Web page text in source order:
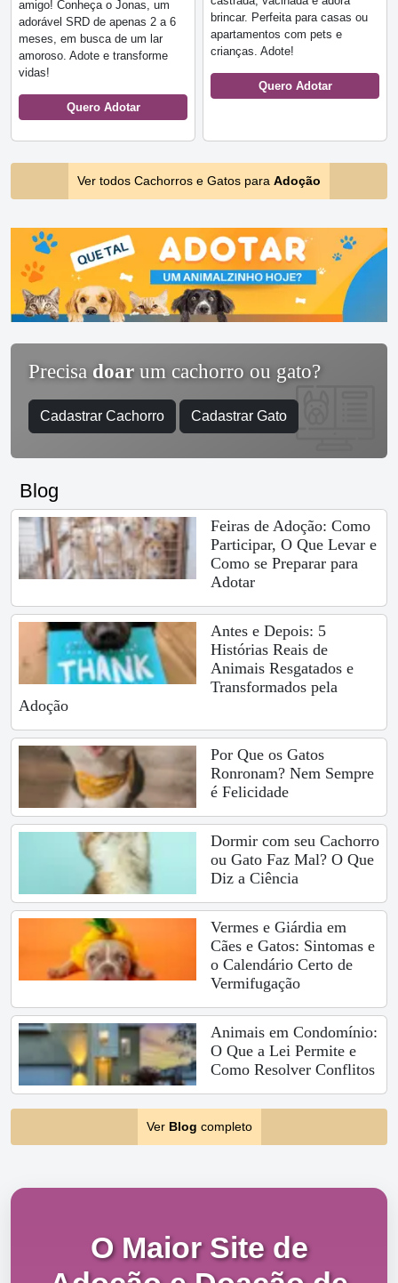
amigo! Conheça o Jonas, um
adorável SRD de apenas 2 a 6
meses, em busca de um lar
amoroso. Adote e transforme
vidas!
Quero Adotar
brincar. Perfeita para casas ou
apartamentos com pets e
crianças. Adote!
Quero Adotar
Ver todos Cachorros e Gatos para Adoção
Precisa doar um cachorro ou gato?
Cadastrar Cachorro Cadastrar Gato
Blog
Feiras de Adoção: Como
Participar, O Que Levar e
Como se Preparar para
Adotar
Antes e Depois: 5
Histórias Reais de
Animais Resgatados e
Transformados pela
Adoção
Por Que os Gatos
Ronronam? Nem Sempre
é Felicidade
Dormir com seu Cachorro
ou Gato Faz Mal? O Que
Diz a Ciência
Vermes e Giárdia em
Cães e Gatos: Sintomas e
o Calendário Certo de
Vermifugação
Animais em Condomínio:
O Que a Lei Permite e
Como Resolver Conflitos
Ver Blog completo
O Maior Site de